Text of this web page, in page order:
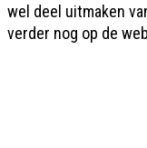
wel deel uitmaken
verder nog op de